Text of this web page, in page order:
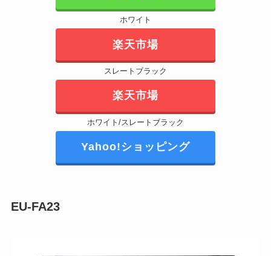
ホワイト
楽天市場
スレートブラック
楽天市場
ホワイト/スレートブラック
Yahoo!ショッピング
EU-FA23